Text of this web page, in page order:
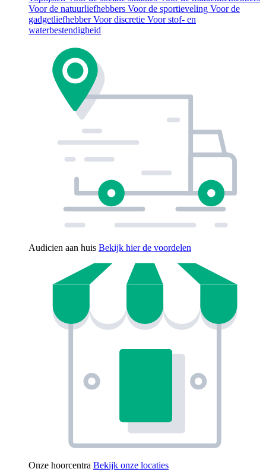
Voor de natuurliefhebbers Voor de sportieveling Voor de
gadgetliefhebberVoor discretie Voor stof- en
waterbestendigheid
Audicien aan huis Bekijk hier de voordelen
Onze hoorcentra Bekijk onze locaties